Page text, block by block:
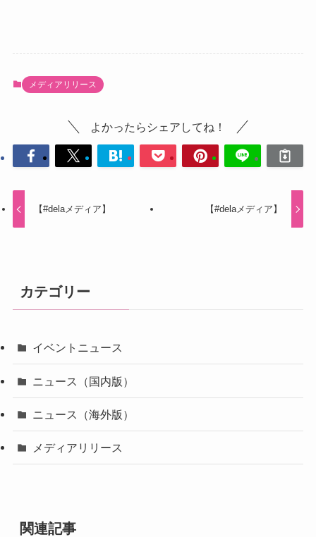
メディアリリース
よかったらシェアしてね！
【#delaメディア】 【#delaメディア】
カテゴリー
イベントニュース
ニュース（国内版）
ニュース（海外版）
メディアリリース
関連記事